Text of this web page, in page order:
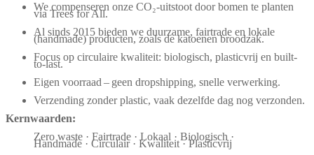
We compenseren onze CO₂-uitstoot door bomen te planten
via Trees for All.
Al sinds 2015 bieden we duurzame, fairtrade en lokale
(handmade) producten, zoals de katoenen broodzak.
Focus op circulaire kwaliteit: biologisch, plasticvrij en built-
to-last.
Eigen voorraad – geen dropshipping, snelle verwerking.
Verzending zonder plastic, vaak dezelfde dag nog verzonden.
Kernwaarden:
Zero waste · Fairtrade · Lokaal · Biologisch ·
Handmade · Circulair · Kwaliteit · Plasticvrij